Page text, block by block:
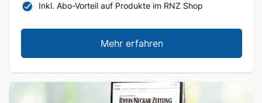
Inkl. Abo-Vorteil auf Produkte im RNZ Shop
Mehr erfahren